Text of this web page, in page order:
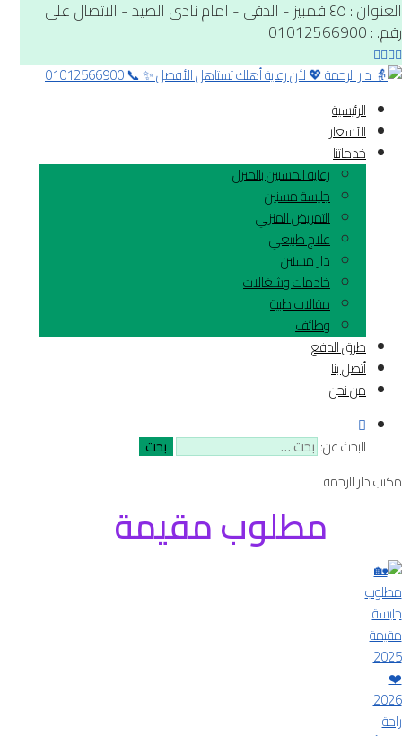
العنوان : ٤٥ قمبيز - الدقي - امام نادي الصيد - الاتصال علي
رقم. : 01012566900
الرئيسية
الآسعار
خدماتنا
رعاية المسنين بالمنزل
جليسة مسنين
التمريض المنزلي
علاج طبيعي
دار مسنين
خادمات وشغالات
مقالات طبية
وظائف
طرق الدفع
أتصل بنا
من نحن
البحث عن:
مكتب دار الرحمة
مطلوب مقيمة